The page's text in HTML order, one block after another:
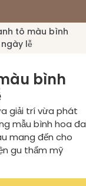
tô màu bình
lễ
bình
giải trí vừa phát
mẫu bình hoa đa
mang đến cho
gu thẩm mỹ